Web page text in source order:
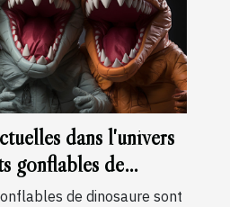
dans l'univers
gonflables de
de dinosaure sont